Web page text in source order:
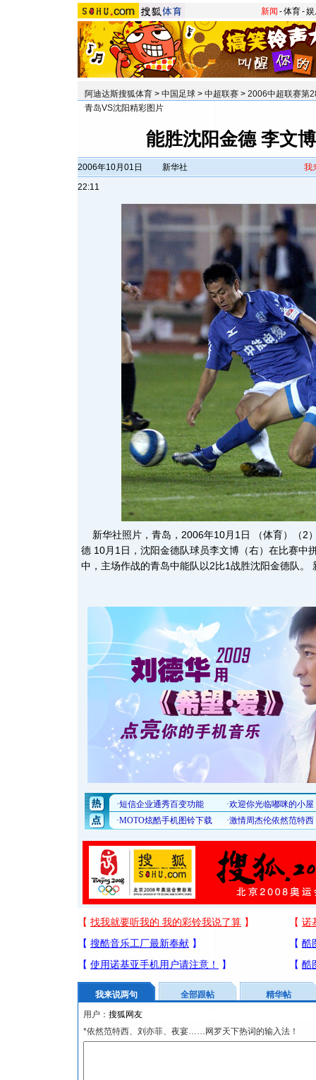
新闻 -体育-
阿迪达斯搜狐体育 > 中国足球 > 中超联赛 > 2006中超联赛第
青岛VS沈阳精彩图片
能胜沈阳金德 李文
2006年10月01日
22:11
新华社 我
新华社照片，青岛，2006年10月1日 （体育）（
德 10月1日，沈阳金德队球员李文博（右）在比赛中
中，主场作战的青岛中能队以2比1战胜沈阳金德队。
我来说两句 全部跟帖
精华帖
用户：
*依然范特西、刘亦菲、夜宴……网罗天下热词的输入法！